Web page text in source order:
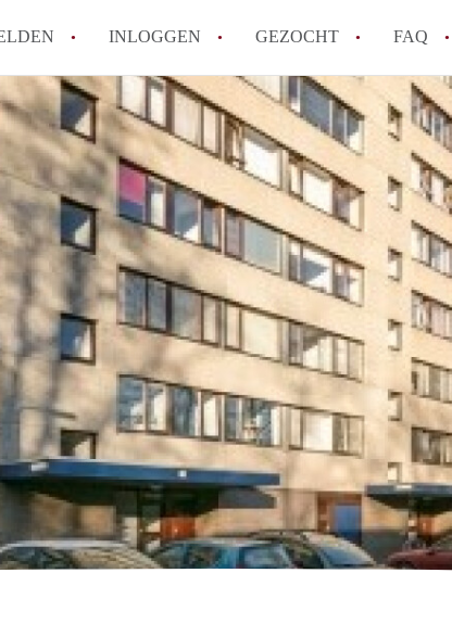
INLOGGEN GEZOCHT FAQ
How to translate AppartementDelft!
Wat is AppartementDelft?
Hoeveel kost het om te reageren op
Wat is de privacyverklaring van
Berekent AppartementDelft
Alle veelgestelde vragen